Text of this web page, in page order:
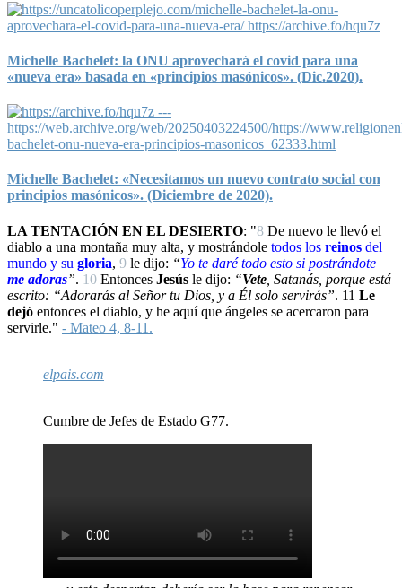
Michelle Bachelet: la ONU aprovechará el covid para una
«nueva era» basada en «principios masónicos». (Dic.2020).
Michelle Bachelet: «Necesitamos un nuevo contrato social con
principios masónicos». (Diciembre de 2020).
LA TENTACIÓN EN EL DESIERTO: "8 De nuevo le llevó el
diablo a una montaña muy alta, y mostrándole todos los reinos del
mundo y su gloria, 9 le dijo: “Yo te daré todo esto si postrándote
me adoras”. 10 Entonces Jesús le dijo: “Vete , Satanás, porque está
escrito: “Adorarás al Señor tu Dios, y a Él solo servirás”. 11 Le
dejó entonces el diablo, y he aquí que ángeles se acercaron para
servirle." - Mateo 4, 8-11.
elpais.com
Cumbre de Jefes de Estado G77.